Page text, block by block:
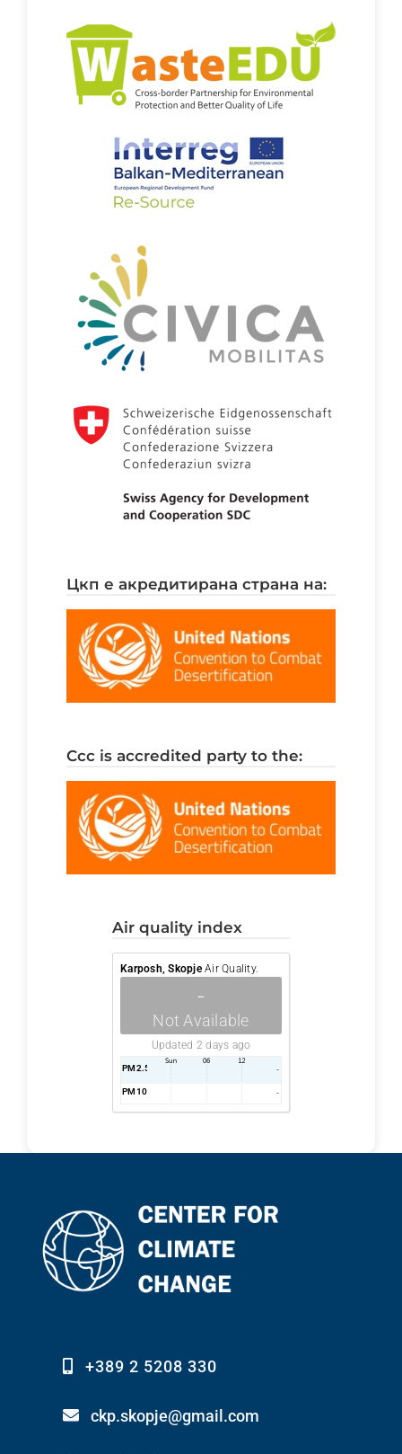
цкп е акредитирана страна на:
ccc is accredited party to the:
air quality index
Karposh, SkopjeAir Quality.
-
Not Available
Updated 2 days ago
PM2.5 -
PM10 -
+389 2 5208 330
ckp.skopje@gmail.com